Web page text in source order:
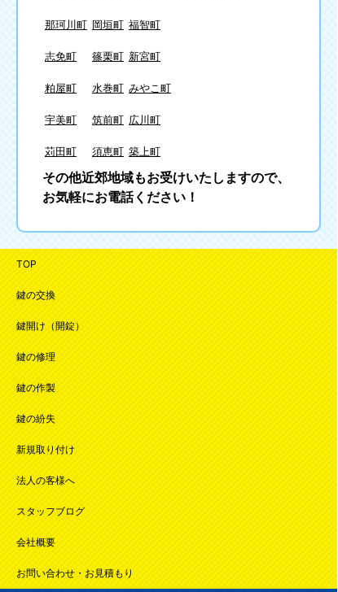
那珂川町
志免町
粕屋町
宇美町
苅田町
岡垣町
篠栗町
水巻町
筑前町
須恵町
福智町
新宮町
みやこ町
広川町
築上町
その他近郊地域もお受けいたしますので、
お気軽にお電話ください！
TOP
鍵の交換
鍵開け（開錠）
鍵の修理
鍵の作製
鍵の紛失
新規取り付け
法人の客様へ
スタッフブログ
会社概要
お問い合わせ・お見積もり